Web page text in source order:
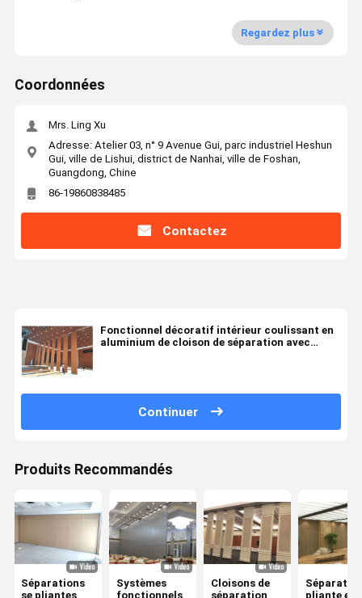
Regardez plus
Coordonnées
Mrs. Ling Xu
Adresse: Atelier 03, n° 9 Avenue Gui, parc industriel Heshun
Gui, ville de Lishui, district de Nanhai, ville de Foshan,
Guangdong, Chine
86-19860838485
Contactez
Fonctionnel décoratif intérieur coulissant en
aluminium de cloison de séparation avec
Continuer
Produits Recommandés
Séparations
se pliantes
Systèmes
fonctionnels
Cloisons de
séparation
pliante en